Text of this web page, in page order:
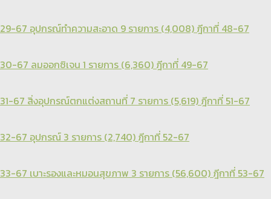
29-67 อุปกรณ์ทำความสะอาด 9 รายการ (4,008) ฎีกาที่ 48-67
30-67 ลมออกซิเจน 1 รายการ (6,360) ฎีกาที่ 49-67
31-67 สิ่งอุปกรณ์ตกแต่งสถานที่ 7 รายการ (5,619) ฎีกาที่ 51-67
32-67 อุปกรณ์ 3 รายการ (2,740) ฎีกาที่ 52-67
33-67 เบาะรองและหมอนสุขภาพ 3 รายการ (56,600) ฎีกาที่ 53-67